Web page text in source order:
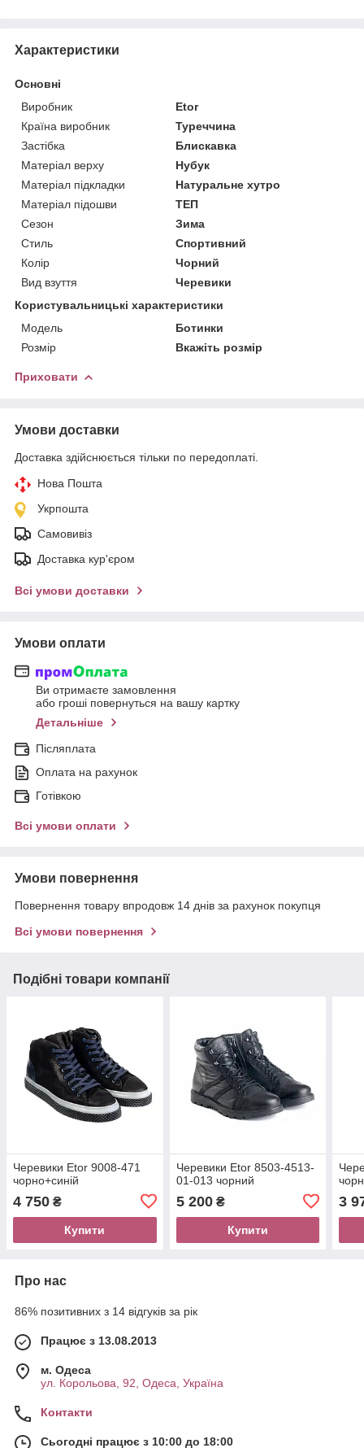
Характеристики
Основні
Виробник
Etor
Країна виробник
Туреччина
Застібка
Блискавка
Матеріал верху
Нубук
Матеріал підкладки
Натуральне хутро
Матеріал підошви
ТЕП
Сезон
Зима
Стиль
Спортивний
Колір
Чорний
Вид взуття
Черевики
Користувальницькі характеристики
Мoдель
Ботинки
Розмір
Вкажіть розмір
Приховати
Умови доставки
Доставка здійснюється тільки по передоплаті.
Нова Пошта
Укрпошта
Самовивіз
Доставка кур'єром
Всі умови доставки
Умови оплати
Ви отримаєте замовлення
або гроші повернуться на вашу картку
Детальніше
Післяплата
Оплата на рахунок
Готівкою
Всі умови оплати
Умови повернення
Повернення товару впродовж 14 днів за рахунок покупця
Всі умови повернення
Подібні товари компанії
Черевики Etor 9008-471
чорно+синій
4 750 ₴
Купити
Черевики Etor 8503-4513-
01-013 чорний
5 200₴
Купити
3
Про нас
86% позитивних з 14 відгуків за рік
Працює з 13.08.2013
м. Одеса
ул. Корольова, 92, Одеса, Україна
Контакти
Сьогодні працює з 10:00 до 18:00